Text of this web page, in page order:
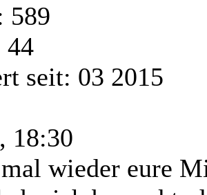
589
44
seit: 03 2015
18:30
wieder eure